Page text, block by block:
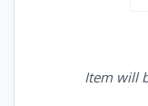
Item will